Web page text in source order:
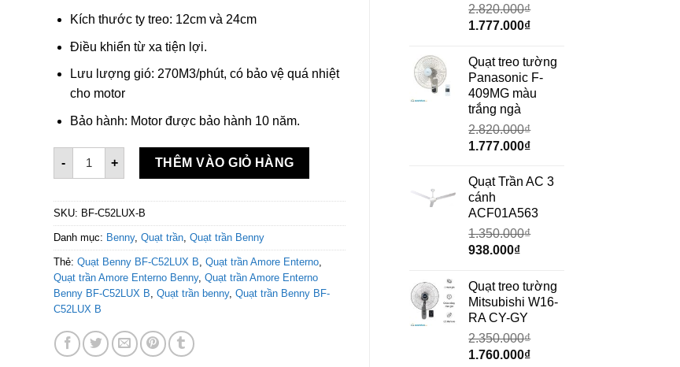
2.820.000₫
Giá
là:
2.820.000₫.
1.777.000₫Giá
tại
là:
1.777.000₫.
Quạt treo tường
Panasonic F-
409MG màu
trắng ngà
2.820.000₫
Giá
là:
2.820.000₫.
1.777.000₫Giá
tại
1.777.000₫.
Quạt Trần AC 3
cánh
ACF01A563
1.350.000₫
Giá
là:
1.350.000₫.
938.000₫Giá
tại
là:
938.000₫.
Quạt treo tường
Mitsubishi W16-
RA CY-GY
2.350.000₫
Giá
1.760.000₫Giá
Kích thước ty treo: 12cm và 24cm
Điều khiển từ xa tiện lợi.
Lưu lượng gió: 270M3/phút, có bảo vệ quá nhiệt
cho motor
Bảo hành: Motor được bảo hành 10 năm.
-
Quạt trần Amore Enterno Benny BF-C52LUX B số lượng
+ THÊM VÀO GIỎ HÀNG
SKU: BF-C52LUX-B
Danh mục: Benny, Quạt trần, Quạt trần Benny
Thẻ: Quạt Benny BF-C52LUX B Quạt trần Amore Enterno,
Quạt trần Amore Enterno Benny, Quạt trần Amore Enterno
Benny BF-C52LUX B Quạt trần benny, Quạt trần Benny BF-
C52LUX B